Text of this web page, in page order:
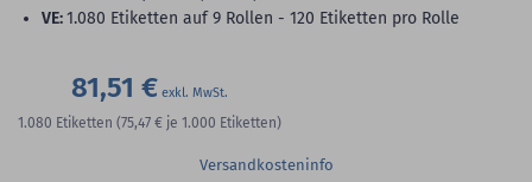
VE:1.080 Etiketten auf 9 Rollen - 120 Etiketten pro Rolle
81,51 €
1.080 Etiketten (75,47 € je 1.000 Etiketten)
Versandkosteninfo